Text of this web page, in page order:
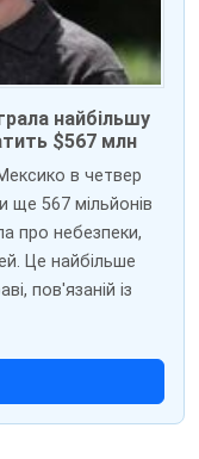
найбільшу
$567 млн
в четвер
ще 567 мільйонів
про небезпеки,
Це найбільше
пов'язаній із